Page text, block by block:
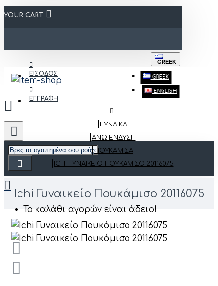
YOUR CART
ΕΙΣΟΔΟΣ
ΕΓΓΡΑΦΗ
GREEK
GREEK
ENGLISH
Το καλάθι αγορών είναι άδειο!
ΓΥΝΑΙΚΑ
ΆΝΩ ΈΝΔΥΣΗ
ΠΟΥΚΆΜΙΣΑ
ICHI ΓΥΝΑΙΚΕΊΟ ΠΟΥΚΆΜΙΣΟ 20116075
Ichi Γυναικείο Πουκάμισο 20116075